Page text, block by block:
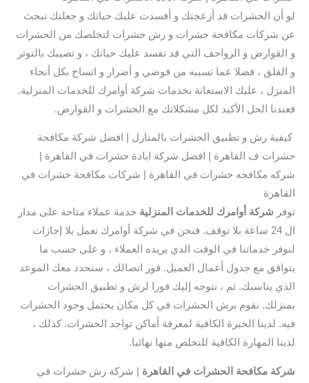
لو أن الحشرات قد أزعجتك و أفسدت عليك حياتك و جعلتك تبحث
عن شركات مكافحة حشرات و رش حشرات لتخلصك من الحشرات
و القوارض و الزواحف التي قد تفسد عليك حياتك ، و تصيبك بالتوتر
و القلق ، فضلا عما تسببه من فوضي و أضرار و اتساخ بكل أنحاء
المنزل ، عليك الاستعانة بخدمات شركة أوامرك للخدمات المنزلية.
فعندنا الحل الأكيد لكل مشكلاتك مع الحشرات و القوارض.
كيفية رش و تطبيق الحشرات بالمنازل | افضل شركة مكافحة
حشرات ف القاهرة | افضل شركة ابادة حشرات في القاهرة |
شركه مكافحه حشرات في القاهرة | شركات مكافحة حشرات في
القاهرة
توفر شركة أوامرك للخدمات المنزلية خدمة عملاء متاحة على مدار
ال 24 ساعة بلا توقف. فنحن في شركة أوامرك نعمل بلا إجازات
لنوفر خدماتنا في الوقت الذي يريده العملاء ، و على حسب ما
يتوافق مع جدول أعمال العميل. فور اتصالك ، سنحدد معك الموعد
الذي يناسبك. ثم ، نتوجه إليك فورا لرش و تطبيق الحشرات
بمنزلك. نقوم برش الحشرات في كل مكان يحتمل وجود الحشرات
فيه. لدينا الخبرة الكافية لمعرفة أماكن تواجد الحشرات. كذلك ،
لدينا المهارة الكافية للتخلص منها نهائيا.
شركة مكافحة الحشرات في القاهرة | شركة رش حشرات في